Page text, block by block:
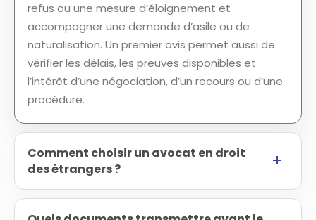
refus ou une mesure d’éloignement et
accompagner une demande d’asile ou de
naturalisation. Un premier avis permet aussi de
vérifier les délais, les preuves disponibles et
l’intérêt d’une négociation, d’un recours ou d’une
procédure.
Comment choisir un avocat en droit
des étrangers ?